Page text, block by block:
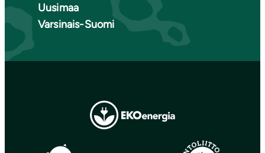
Uusimaa
Varsinais-Suomi